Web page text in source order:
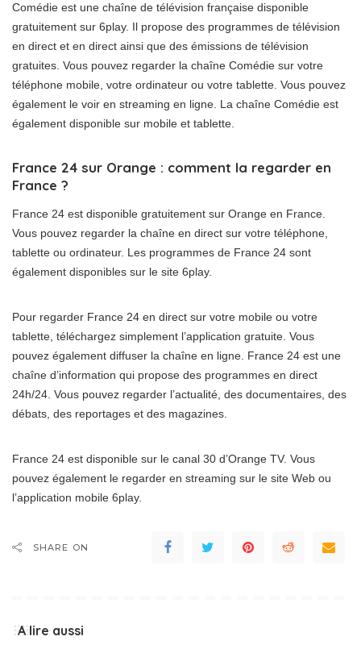
Comédie est une chaîne de télévision française disponible
gratuitement sur 6play. Il propose des programmes de télévision
en direct et en direct ainsi que des émissions de télévision
gratuites. Vous pouvez regarder la chaîne Comédie sur votre
téléphone mobile, votre ordinateur ou votre tablette. Vous pouvez
également le voir en streaming en ligne. La chaîne Comédie est
également disponible sur mobile et tablette.
France 24 sur Orange : comment la regarder en
France ?
France 24 est disponible gratuitement sur Orange en France.
Vous pouvez regarder la chaîne en direct sur votre téléphone,
tablette ou ordinateur. Les programmes de France 24 sont
également disponibles sur le site 6play.
Pour regarder France 24 en direct sur votre mobile ou votre
tablette, téléchargez simplement l’application gratuite. Vous
pouvez également diffuser la chaîne en ligne. France 24 est une
chaîne d’information qui propose des programmes en direct
24h/24. Vous pouvez regarder l’actualité, des documentaires, des
débats, des reportages et des magazines.
France 24 est disponible sur le canal 30 d’Orange TV. Vous
pouvez également le regarder en streaming sur le site Web ou
l’application mobile 6play.
SHARE ON
A lire aussi